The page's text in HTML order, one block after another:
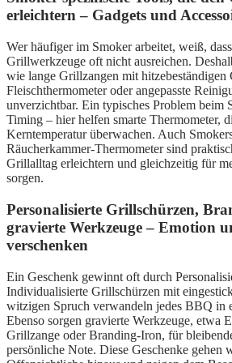
erleichtern – Gadgets und
Wer häufiger im Smoker arbeitet, weiß,
Grillwerkzeuge oft nicht ausreichen.
wie lange Grillzangen mit
Fleischthermometer oder angepasste
unverzichtbar. Ein typisches Problem beim
Timing – hier helfen smarte Thermometer,
Kerntemperatur überwachen. Auch
Räucherkammer-Thermometer sind
Grillalltag erleichtern und gleichzeitig für
sorgen.
Personalisierte Grillschürzen,
gravierte Werkzeuge – Emotion
verschenken
Ein Geschenk gewinnt oft durch
Individualisierte Grillschürzen mit
witzigen Spruch verwandeln jedes BBQ in
Ebenso sorgen gravierte Werkzeuge, etwa
Grillzange oder Branding-Iron, für
persönliche Note. Diese Geschenke gehen